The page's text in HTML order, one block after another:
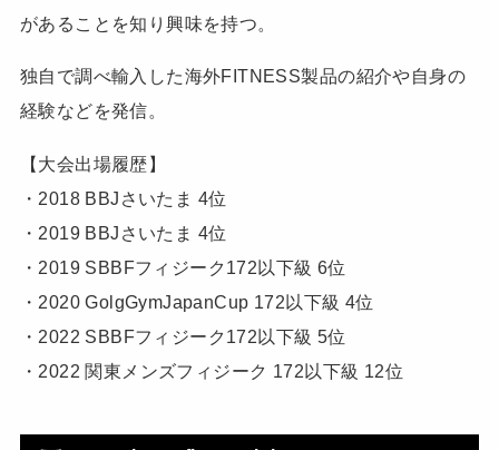
があることを知り興味を持つ。
独自で調べ輸入した海外FITNESS製品の紹介や自身の
経験などを発信。
【大会出場履歴】
・2018 BBJさいたま 4位
・2019 BBJさいたま 4位
・2019 SBBFフィジーク172以下級 6位
・2020 GolgGymJapanCup 172以下級 4位
・2022 SBBFフィジーク172以下級 5位
・2022 関東メンズフィジーク 172以下級 12位